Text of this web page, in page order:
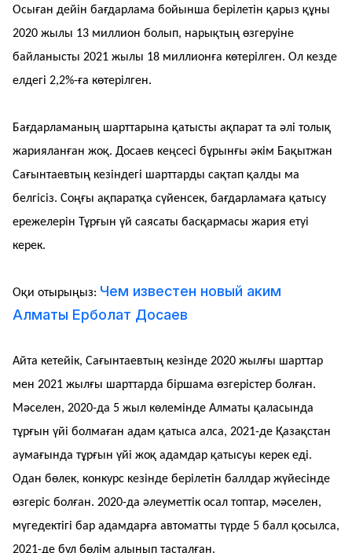
Осыған дейін бағдарлама бойынша берілетін қарыз құны
2020 жылы 13 миллион болып, нарықтың өзгеруіне
байланысты 2021 жылы 18 миллионға көтерілген. Ол кезде
елдегі 2,2%-ға көтерілген.
Бағдарламаның шарттарына қатысты ақпарат та әлі толық
жарияланған жоқ. Досаев кеңсесі бұрынғы әкім Бақытжан
Сағынтаевтың кезіндегі шарттарды сақтап қалды ма
белгісіз. Соңғы ақпаратқа сүйенсек, бағдарламаға қатысу
ережелерін Тұрғын үй саясаты басқармасы жария етуі
керек.
Оқи отырыңыз: Чем известен новый аким
Алматы Ерболат Досаев
Айта кетейік, Сағынтаевтың кезінде 2020 жылғы шарттар
мен 2021 жылғы шарттарда біршама өзгерістер болған.
Мәселен, 2020-да 5 жыл көлемінде Алматы қаласында
тұрғын үйі болмаған адам қатыса алса, 2021-де Қазақстан
аумағында тұрғын үйі жоқ адамдар қатысуы керек еді.
Одан бөлек, конкурс кезінде берілетін баллдар жүйесінде
өзгеріс болған. 2020-да әлеуметтік осал топтар, мәселен,
мүгедектігі бар адамдарға автоматты түрде 5 балл қосылса,
2021-де бұл бөлім алынып тасталған.